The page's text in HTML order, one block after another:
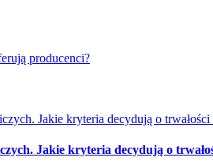
producenci?
Jakie kryteria decydują o